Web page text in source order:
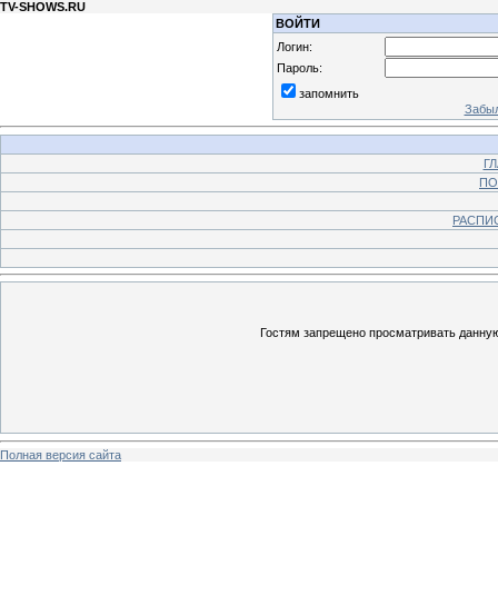
TV-SHOWS.RU
ВОЙТИ
Логин:
Пароль:
запомнить
Гостям запрещено просматривать
Полная версия сайта